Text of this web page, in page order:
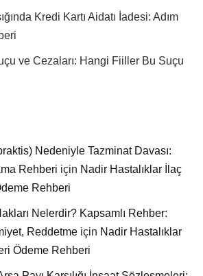
Kredi Kartı Aidatı İadesi: Adım
ve Cezaları: Hangi Fiiller Bu Suçu
Nedeniyle Tazminat Davası:
Rehberi için Nadir Hastalıklar İlaç
Rehberi
Nelerdir? Kapsamlı Rehber:
Reddetme için Nadir Hastalıklar
Ödeme Rehberi